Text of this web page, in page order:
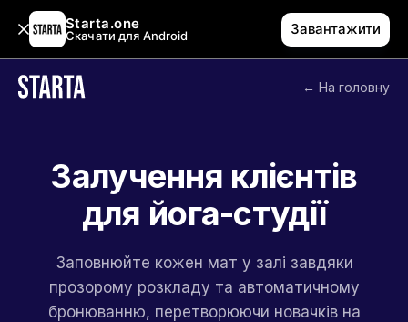
Starta.one
Скачати для Android Завантажити
← На головну
Залучення клієнтів
для йога-студії
Заповнюйте кожен мат у залі завдяки
прозорому розкладу та автоматичному
бронюванню, перетворюючи новачків на